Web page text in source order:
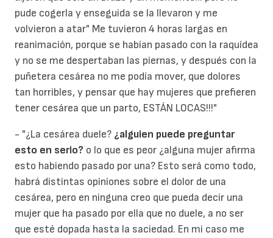
pude cogerla y enseguida se la llevaron y me
volvieron a atar" Me tuvieron 4 horas largas en
reanimación, porque se habían pasado con la raquídea
y no se me despertaban las piernas, y después con la
puñetera cesárea no me podía mover, que dolores
tan horribles, y pensar que hay mujeres que prefieren
tener cesárea que un parto, ESTÁN LOCAS!!!"
- "¿La cesárea duele? ¿alguien puede preguntar
esto en serio? o lo que es peor ¿alguna mujer afirma
esto habiendo pasado por una? Esto será como todo,
habrá distintas opiniones sobre el dolor de una
cesárea, pero en ninguna creo que pueda decir una
mujer que ha pasado por ella que no duele, a no ser
que esté dopada hasta la saciedad. En mi caso me